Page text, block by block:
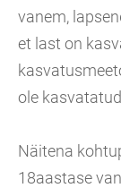
vanem,
et last on
ole
Näitena
18aastase